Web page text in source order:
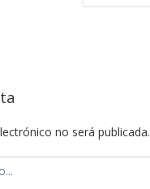
no será publicada.